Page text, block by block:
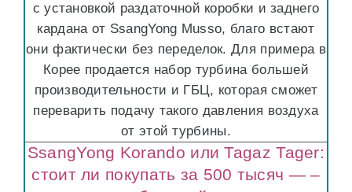
с установкой раздаточной коробки и заднего
кардана от SsangYong Musso, благо встают
они фактически без переделок. Для примера в
Корее продается набор турбина большей
производительности и ГБЦ, которая сможет
переварить подачу такого давления воздуха
от этой турбины.
SsangYong Korando или Tagaz Tager:
стоит ли покупать за 500 тысяч — –